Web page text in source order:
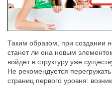
Таким образом, при создании
станет ли она новым
войдет в структуру уже
Не рекомендуется
страниц первого уровня: